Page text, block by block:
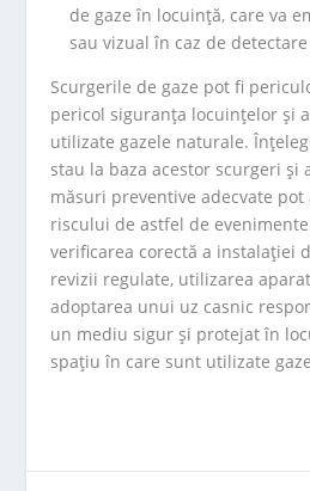
de gaze în locuință, care va
sau vizual în caz de
Scurgerile de gaze pot fi
pericol siguranța locuințelor și
utilizate gazele naturale.
stau la baza acestor scurgeri și
măsuri preventive adecvate
riscului de astfel de
verificarea corectă a instalației
revizii regulate, utilizarea
adoptarea unui uz casnic
un mediu sigur și protejat în
spațiu în care sunt utilizate